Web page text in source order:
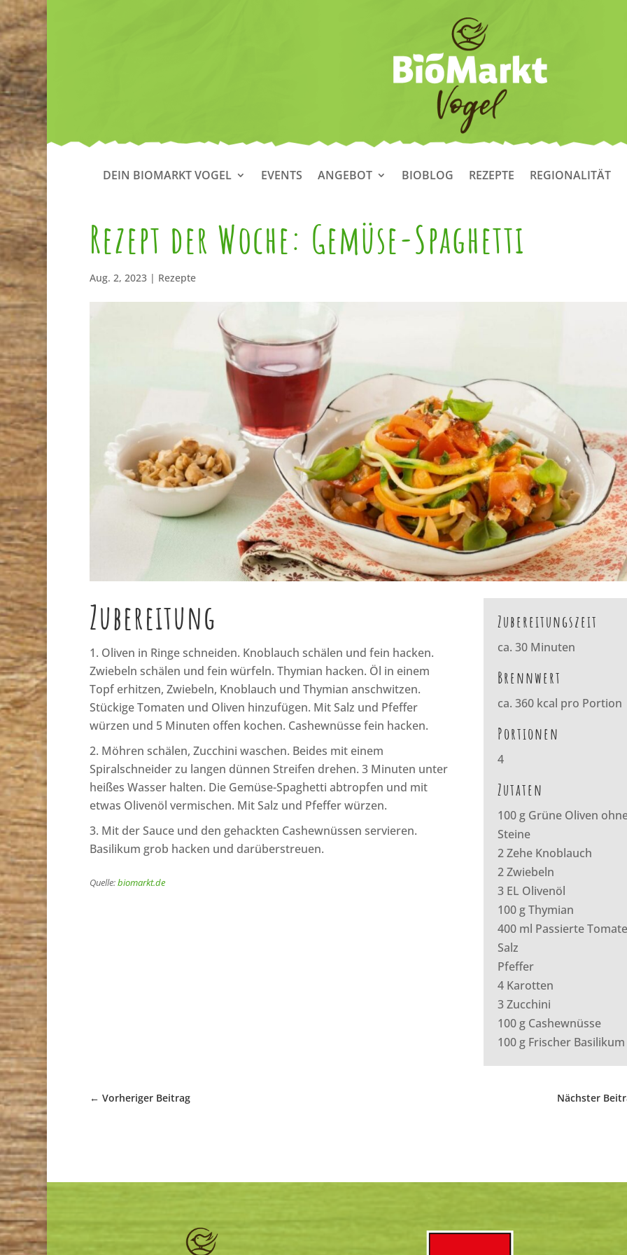
DEIN BIOMARKT VOGEL EVENTS ANGEBOT BIOBLOG REZEPTE REGIONALITÄT
Rezept der Woche: Gemüse-Spaghetti
Aug. 2, 2023| Rezepte
Zubereitung
Oliven in Ringe schneiden. Knoblauch schälen und fein hacken.
Zwiebeln schälen und fein würfeln. Thymian hacken. Öl in einem
Topf erhitzen, Zwiebeln, Knoblauch und Thymian anschwitzen.
Stückige Tomaten und Oliven hinzufügen. Mit Salz und Pfeffer
würzen und 5 Minuten offen kochen. Cashewnüsse fein hacken.
Möhren schälen, Zucchini waschen. Beides mit einem
Spiralschneider zu langen dünnen Streifen drehen. 3 Minuten unter
heißes Wasser halten. Die Gemüse-Spaghetti abtropfen und mit
etwas Olivenöl vermischen. Mit Salz und Pfeffer würzen.
Mit der Sauce und den gehackten Cashewnüssen servieren.
Basilikum grob hacken und darüberstreuen.
Quelle:biomarkt.de
Zubereitungszeit
ca. 30 Minuten
Brennwert
ca. 360 kcal pro Portion
Portionen
4
Zutaten
100 g Grüne Oliven
Steine
2 Zehe Knoblauch
2 Zwiebeln
3 EL Olivenöl
100 g Thymian
400 ml Passierte
Salz
Pfeffer
4 Karotten
3 Zucchini
100 g Cashewnüsse
100 g Frischer Basilikum
← Vorheriger Beitrag Nächster